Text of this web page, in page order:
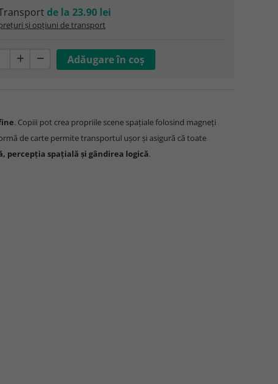
de la 23.90 lei
și opțiuni de transport
. Copiii pot crea propriile scene spațiale folosind magneți
de carte permite transportul ușor și asigură că toate
percepția spațială și gândirea logică.